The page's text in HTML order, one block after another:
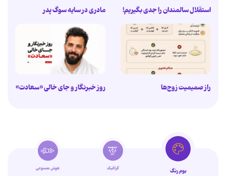
استقلال سالمندان را جدی بگیریم! مادری در سایه سوگ پدر
راز صمیمیت زوج‌ها روز خبرنگار و جای خالی «سعادت»
بوم رنگ گرافیک هوش مصنوعی